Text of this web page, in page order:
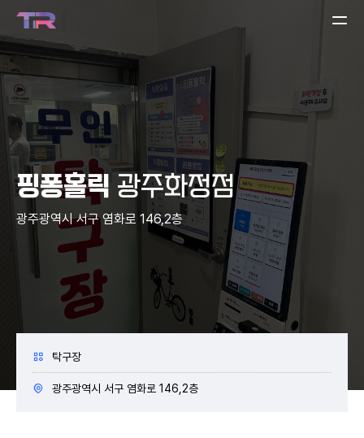
핑퐁홀릭 광주화정점
광주광역시 서구 염화로 146,2층
탁구장
광주광역시 서구 염화로 146,2층